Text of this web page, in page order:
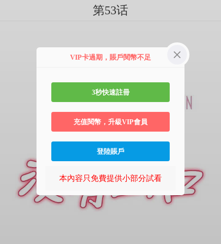
第53话
VIP卡過期，賬戶閱幣不足
3秒快速註冊
充值閱幣，升級VIP會員
登陸賬戶
本內容只免費提供小部分試看